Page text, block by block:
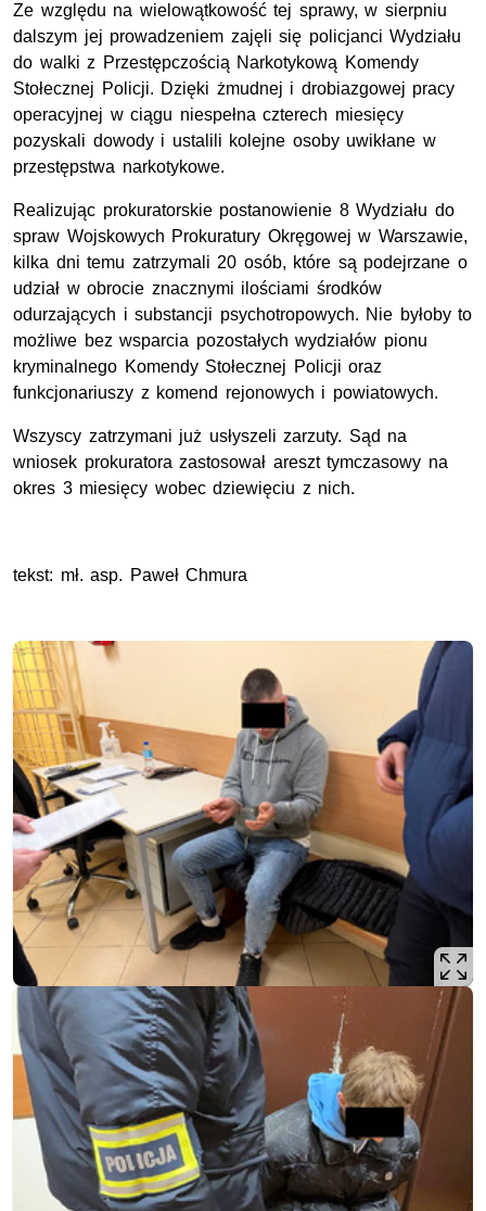
Ze względu na wielowątkowość tej sprawy, w sierpniu
dalszym jej prowadzeniem zajęli się policjanci Wydziału
do walki z Przestępczością Narkotykową Komendy
Stołecznej Policji. Dzięki żmudnej i drobiazgowej pracy
operacyjnej w ciągu niespełna czterech miesięcy
pozyskali dowody i ustalili kolejne osoby uwikłane w
przestępstwa narkotykowe.
Realizując prokuratorskie postanowienie 8 Wydziału do
spraw Wojskowych Prokuratury Okręgowej w Warszawie,
kilka dni temu zatrzymali 20 osób, które są podejrzane o
udział w obrocie znacznymi ilościami środków
odurzających i substancji psychotropowych. Nie byłoby to
możliwe bez wsparcia pozostałych wydziałów pionu
kryminalnego Komendy Stołecznej Policji oraz
funkcjonariuszy z komend rejonowych i powiatowych.
Wszyscy zatrzymani już usłyszeli zarzuty. Sąd na
wniosek prokuratora zastosował areszt tymczasowy na
okres 3 miesięcy wobec dziewięciu z nich.
tekst: mł. asp. Paweł Chmura